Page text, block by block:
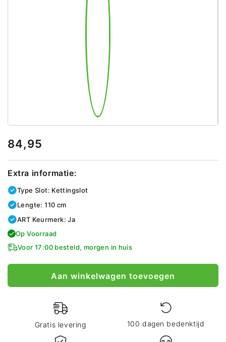
84,95
Extra informatie:
Type Slot: Kettingslot
Lengte: 110 cm
ART Keurmerk: Ja
Op Voorraad
Voor 17:00 besteld, morgen in huis
Aan winkelwagen toevoegen
Gratis levering 100 dagen bedenktijd